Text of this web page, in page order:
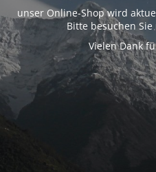
unser Online-Shop wird
Bitte besuchen
Vielen Dank